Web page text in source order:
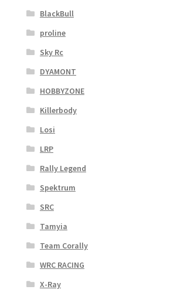
BlackBull
proline
Sky Rc
DYAMONT
HOBBYZONE
Killerbody
Losi
LRP
Rally Legend
Spektrum
SRC
Tamyia
Team Corally
WRC RACING
X-Ray